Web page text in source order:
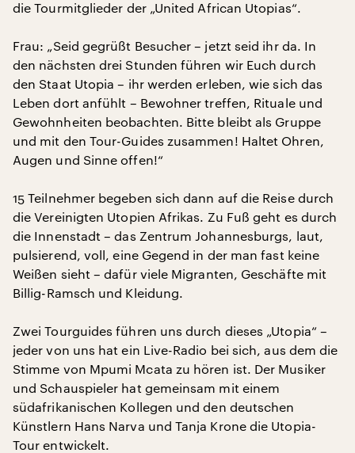
die Tourmitglieder der „United African Utopias“.
Frau: „Seid gegrüßt Besucher – jetzt seid ihr da. In
den nächsten drei Stunden führen wir Euch durch
den Staat Utopia – ihr werden erleben, wie sich das
Leben dort anfühlt – Bewohner treffen, Rituale und
Gewohnheiten beobachten. Bitte bleibt als Gruppe
und mit den Tour-Guides zusammen! Haltet Ohren,
Augen und Sinne offen!“
15 Teilnehmer begeben sich dann auf die Reise durch
die Vereinigten Utopien Afrikas. Zu Fuß geht es durch
die Innenstadt – das Zentrum Johannesburgs, laut,
pulsierend, voll, eine Gegend in der man fast keine
Weißen sieht – dafür viele Migranten, Geschäfte mit
Billig-Ramsch und Kleidung.
Zwei Tourguides führen uns durch dieses „Utopia“ –
jeder von uns hat ein Live-Radio bei sich, aus dem die
Stimme von Mpumi Mcata zu hören ist. Der Musiker
und Schauspieler hat gemeinsam mit einem
südafrikanischen Kollegen und den deutschen
Künstlern Hans Narva und Tanja Krone die Utopia-
Tour entwickelt.